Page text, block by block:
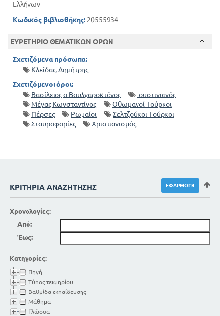
Ελλήνων
Κωδικός βιβλιοθήκης: 20555934
ΕΥΡΕΤΗΡΙΟ ΘΕΜΑΤΙΚΩΝ ΟΡΩΝ
Σχετιζόμενα πρόσωπα:
Κλείδας, Δημήτρης
Σχετιζόμενοι όροι:
Βασίλειος ο Βουλγαροκτόνος
Ιουστινιανός
Μέγας Κωνσταντίνος
Οθωμανοί Τούρκοι
Πέρσες
Ρωμαίοι
Σελτζούκοι Τούρκοι
Σταυροφορίες
Χριστιανισμός
ΚΡΙΤΉΡΙΑ ΑΝΑΖΉΤΗΣΗΣ
Χρονολογίες:
Από:
Έως:
Κατηγορίες:
Πηγή
Τύπος τεκμηρίου
Βαθμίδα εκπαίδευσης
Μάθημα
Γλώσσα